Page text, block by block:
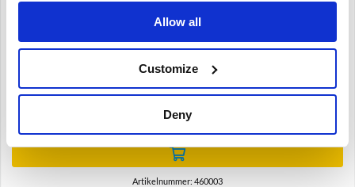
Allow all
Customize
Deny
Carter ventilatie slang Volvo Amazon P1800 140, B18 B20
460003
Artikelnummer: 460003